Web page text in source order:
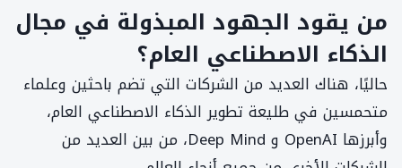
من يقود الجهود المبذولة في مجال
الذكاء الاصطناعي العام؟
حاليًا، هناك العديد من الشركات التي تضم باحثين وعلماء
متحمسين في طليعة تطوير الذكاء الاصطناعي العام،
وأبرزها OpenAI و Deep Mind، من بين العديد من